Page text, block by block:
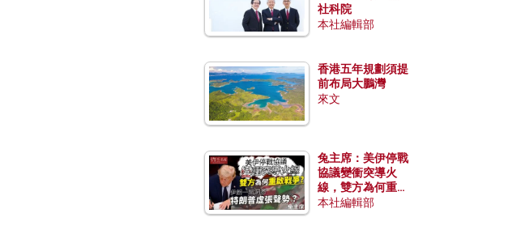
社科院
本社編輯部
香港五年規劃須提
前布局大鵬灣
來文
兔主席：美伊停戰
協議變衝突導火
線，雙方為何重啟
戰爭？伊朗一早洞
本社編輯部